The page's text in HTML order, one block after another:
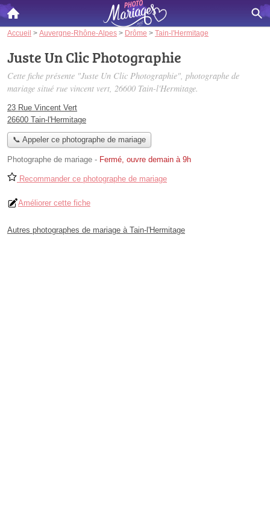
Accueil > Auvergne-Rhône-Alpes > Drôme > Tain-l'Hermitage
Juste Un Clic Photographie
Cette fiche présente "Juste Un Clic Photographie", photographe de
mariage situé rue vincent vert, 26600 Tain-l'Hermitage.
23 Rue Vincent Vert
26600 Tain-l'Hermitage
📞 Appeler ce photographe de mariage
Photographe de mariage - Fermé, ouvre demain à 9h
Recommander ce photographe de mariage
Améliorer cette fiche
Autres photographes de mariage à Tain-l'Hermitage